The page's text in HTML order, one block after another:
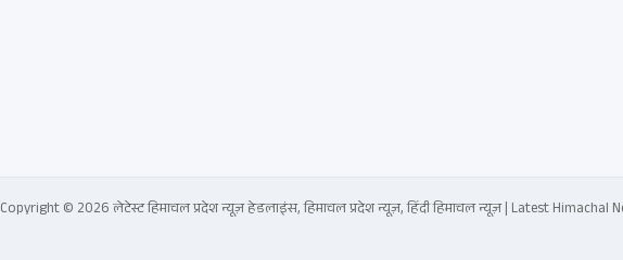
Copyright © 2026 लेटेस्ट हिमाचल प्रदेश न्यूज़ हेडलाइंस, हिमाचल प्रदेश न्यूज़, हिंदी हिमाचल न्यूज़ | Latest Himachal